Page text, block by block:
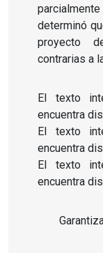
determinó
proyecto
contrarias a
El texto
encuentra
El texto
encuentra
El texto
encuentra